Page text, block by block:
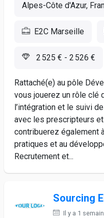
Alpes-Côte d'Azur,
E2C Marseille
2 525 € - 2 526 €
Rattaché(e) au pôle
vous jouerez un rôle clé
l’intégration et le suivi
avec les prescripteurs
contribuerez également
pratiques et au
Recrutement et...
Sourcing
Il y a 1